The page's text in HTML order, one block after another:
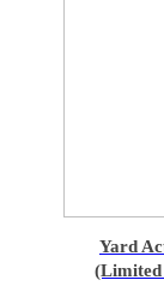
Yard